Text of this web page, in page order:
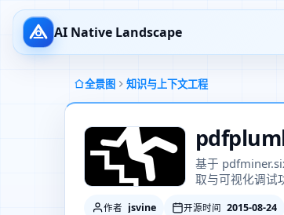
AI Native Landscape
全景图 知识与上下文工程
基于
取与可视化调试
作者 jsvine 开源时间 2015-08-24